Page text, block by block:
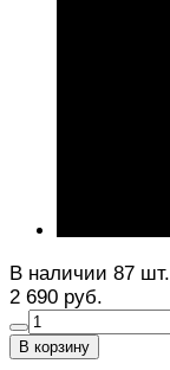
В наличии 87 шт.
2 690 руб.
В корзину